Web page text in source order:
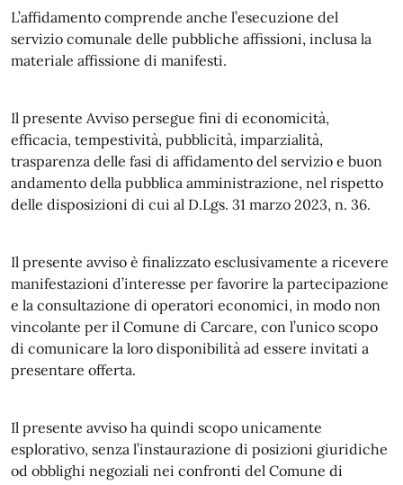
L’affidamento comprende anche l’esecuzione del
servizio comunale delle pubbliche affissioni, inclusa la
materiale affissione di manifesti.
Il presente Avviso persegue fini di economicità,
efficacia, tempestività, pubblicità, imparzialità,
trasparenza delle fasi di affidamento del servizio e buon
andamento della pubblica amministrazione, nel rispetto
delle disposizioni di cui al D.Lgs. 31 marzo 2023, n. 36.
Il presente avviso è finalizzato esclusivamente a ricevere
manifestazioni d’interesse per favorire la partecipazione
e la consultazione di operatori economici, in modo non
vincolante per il Comune di Carcare, con l’unico scopo
di comunicare la loro disponibilità ad essere invitati a
presentare offerta.
Il presente avviso ha quindi scopo unicamente
esplorativo, senza l’instaurazione di posizioni giuridiche
od obblighi negoziali nei confronti del Comune di